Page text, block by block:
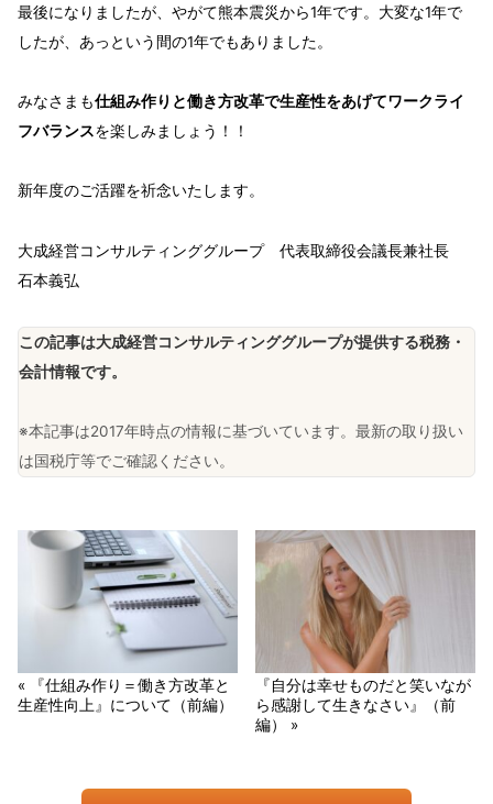
最後になりましたが、やがて熊本震災から1年です。大変な1年で
したが、あっという間の1年でもありました。
みなさまも仕組み作りと働き方改革で生産性をあげてワークライ
フバランスを楽しみましょう！！
新年度のご活躍を祈念いたします。
大成経営コンサルティンググループ 代表取締役会議長兼社長
石本義弘
この記事は大成経営コンサルティンググループが提供する税務・
会計情報です。
※本記事は2017年時点の情報に基づいています。最新の取り扱い
は国税庁等でご確認ください。
« 『仕組み作り＝働き方改革と
生産性向上』について（前編）
『自分は幸せものだと笑いなが
ら感謝して生きなさい』（前
編） »